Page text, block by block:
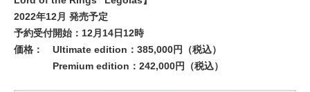
2022年12月 発売予定
予約受付開始：12月14日12時
価格：
Ultimate edition：385,000円（税込）
Premium edition：242,000円（税込）